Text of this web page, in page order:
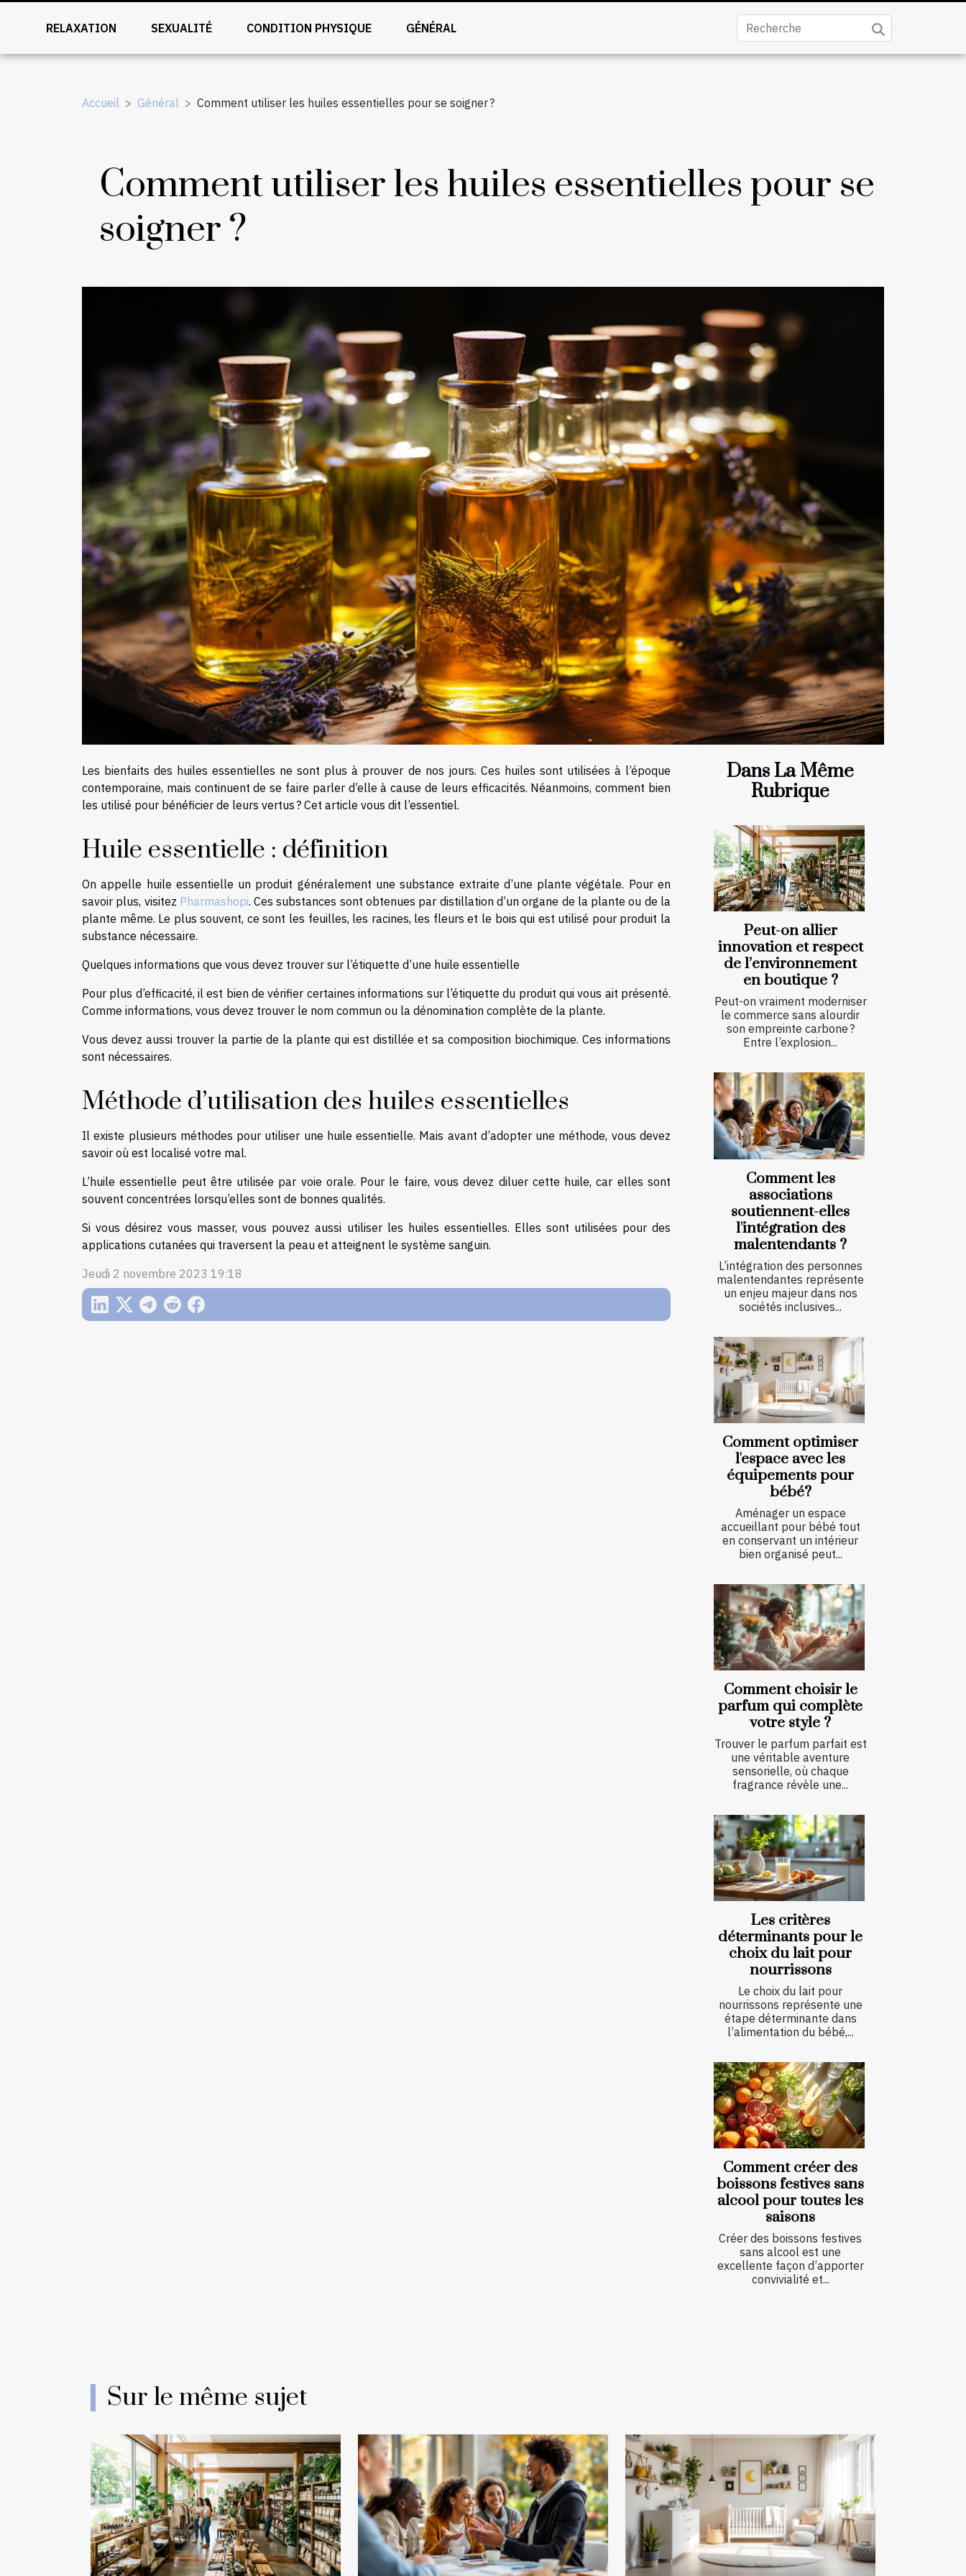
RELAXATION SEXUALITÉ CONDITION PHYSIQUE GÉNÉRAL
Accueil Général Comment utiliser les huiles essentielles pour se soigner ?
Comment utiliser les huiles essentielles pour se
soigner ?
Les bienfaits des huiles essentielles ne sont plus à prouver de nos jours. Ces huiles sont utilisées à l’époque
contemporaine, mais continuent de se faire parler d’elle à cause de leurs efficacités. Néanmoins, comment bien
les utilisé pour bénéficier de leurs vertus ? Cet article vous dit l’essentiel.
Huile essentielle : définition
On appelle huile essentielle un produit généralement une substance extraite d’une plante végétale. Pour en
savoir plus, visitez Pharmashopi. Ces substances sont obtenues par distillation d’un organe de la plante ou de la
plante même. Le plus souvent, ce sont les feuilles, les racines, les fleurs et le bois qui est utilisé pour produit la
substance nécessaire.
Quelques informations que vous devez trouver sur l’étiquette d’une huile essentielle
Pour plus d’efficacité, il est bien de vérifier certaines informations sur l’étiquette du produit qui vous ait présenté.
Comme informations, vous devez trouver le nom commun ou la dénomination complète de la plante.
Vous devez aussi trouver la partie de la plante qui est distillée et sa composition biochimique. Ces informations
sont nécessaires.
Méthode d’utilisation des huiles essentielles
Il existe plusieurs méthodes pour utiliser une huile essentielle. Mais avant d’adopter une méthode, vous devez
savoir où est localisé votre mal.
L’huile essentielle peut être utilisée par voie orale. Pour le faire, vous devez diluer cette huile, car elles sont
souvent concentrées lorsqu’elles sont de bonnes qualités.
Si vous désirez vous masser, vous pouvez aussi utiliser les huiles essentielles. Elles sont utilisées pour des
applications cutanées qui traversent la peau et atteignent le système sanguin.
Jeudi 2 novembre 2023 19:18
Dans La Même
Rubrique
Peut-on allier
innovation et respect
de l’environnement
en boutique ?
Peut-on vraiment moderniser
le commerce sans alourdir
son empreinte carbone ?
Entre l’explosion...
Comment les
associations
soutiennent-elles
l'intégration des
malentendants ?
L’intégration des personnes
malentendantes représente
un enjeu majeur dans nos
sociétés inclusives...
Comment optimiser
l'espace avec les
équipements pour
bébé?
Aménager un espace
accueillant pour bébé tout
en conservant un intérieur
bien organisé peut...
Comment choisir le
parfum qui complète
votre style ?
Trouver le parfum parfait est
une véritable aventure
sensorielle, où chaque
fragrance révèle une...
Les critères
déterminants pour le
choix du lait pour
nourrissons
Le choix du lait pour
nourrissons représente une
étape déterminante dans
l’alimentation du bébé,...
Comment créer des
boissons festives sans
alcool pour toutes les
saisons
Créer des boissons festives
sans alcool est une
excellente façon d’apporter
convivialité et...
Sur le même sujet